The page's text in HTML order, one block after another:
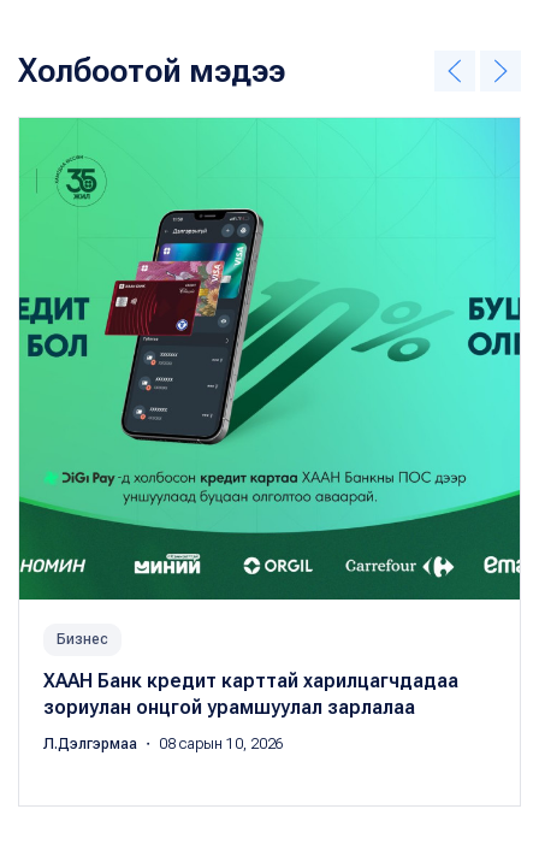
Холбоотой мэдээ
Бизнес
ХААН Банк кредит карттай харилцагчдадаа
зориулан онцгой урамшуулал зарлалаа
Л.Дэлгэрмаа ・ 08 сарын 10, 2026